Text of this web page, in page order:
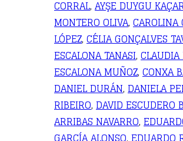
CORRAL, AYŞE DUYGU
MONTERO OLIVA, CAROLINA
LÓPEZ, CÉLIA GONÇALVES
ESCALONA TANASI, CLAUDIA
ESCALONA MUÑOZ, CONXA
DANIEL DURÁN, DANIELA
RIBEIRO, DAVID ESCUDERO
ARRIBAS NAVARRO,